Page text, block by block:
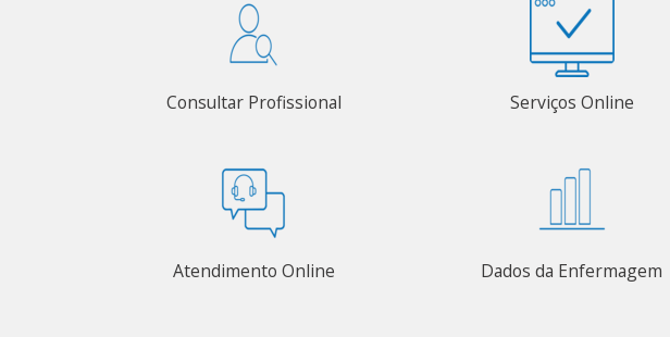
Consultar Profissional Serviços Online
Atendimento Online Dados da Enfermagem